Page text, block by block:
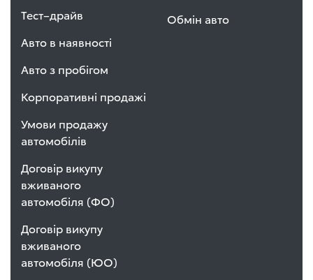
Тест–драйв
Авто в наявності
Авто з пробігом
Корпоративні продажі
Умови продажу
автомобілів
Договір викупу
вживаного
автомобіля (ФО)
Договір викупу
вживаного
автомобіля (ЮО)
Обмін авто